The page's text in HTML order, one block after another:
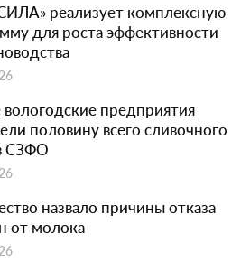
реализует комплексную
для роста эффективности
предприятия
половину всего сливочного
СЗФО
назвало причины отказа
от молока